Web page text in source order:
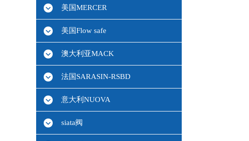
美国MERCER
美国Flow safe
澳大利亚MACK
法国SARASIN-RSBD
意大利NUOVA
siata阀